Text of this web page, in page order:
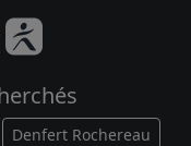
Denfert Rochereau